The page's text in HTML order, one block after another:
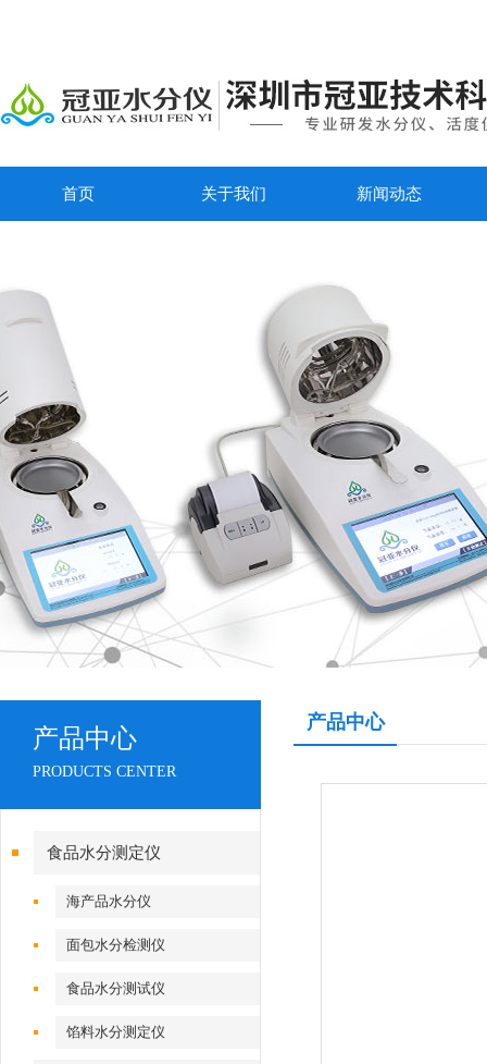
首页 关于我们 新闻动态
产品中心
PRODUCTS CENTER
食品水分测定仪
海产品水分仪
面包水分检测仪
食品水分测试仪
馅料水分测定仪
产品中心